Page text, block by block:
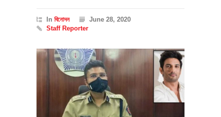
In বিনোদন
June 28, 2020
Staff Reporter